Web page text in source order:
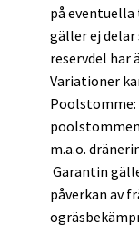
på
gäller ej
reservdel har
Variationer
m.a.o.
Garantin
påverkan av